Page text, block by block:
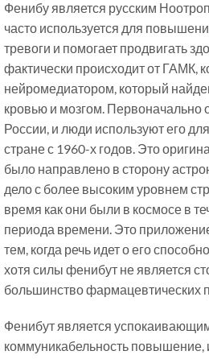
Фенибу является русским
часто используется для
тревоги и помогает продвигать
фактически происходит от ГАМК,
нейромедиатором, который
кровью и мозгом. Первоначально
России, и люди используют его
стране с 1960-х годов. Это
было направлено в сторону
дело с более высоким уровнем
время как они были в космосе в
периода времени. Это
тем, когда речь идет о его
хотя силы фенибут не является
большинство фармацевтических
Фенибут является
коммуникабельность повышение,